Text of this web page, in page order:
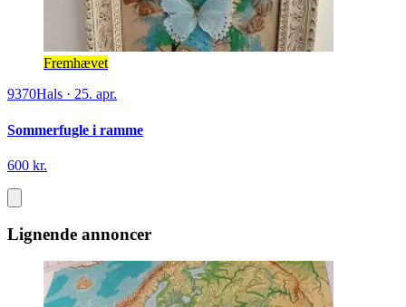
Fremhævet
9370Hals · 25. apr.
Sommerfugle i ramme
600 kr.
Lignende annoncer